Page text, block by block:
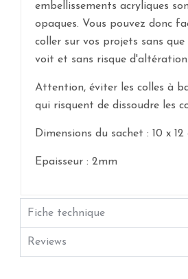
embellissements acryliques
opaques. Vous pouvez donc
coller sur vos projets sans que
voit et sans risque d'altération.
Attention, éviter les colles à
qui risquent de dissoudre les
Dimensions du sachet : 10 x 12
Epaisseur : 2mm
Fiche technique
Reviews